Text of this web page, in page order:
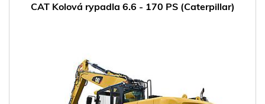
CAT Kolová rypadla 6.6 - 170 PS (Caterpillar)